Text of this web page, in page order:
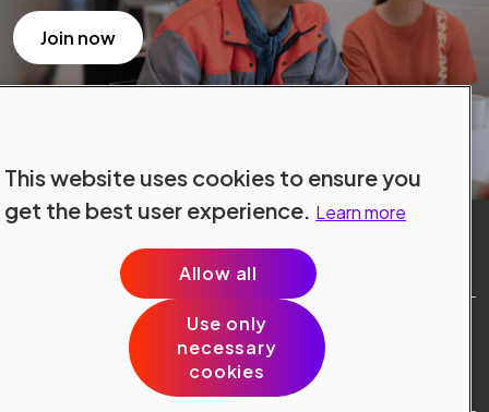
Join now
Site Terms
Data Protection
Cookie Policy
Cookie Preferences
This website uses cookies to ensure you
get the best user experience. Learn more
Allow all
Use only
necessary
cookies